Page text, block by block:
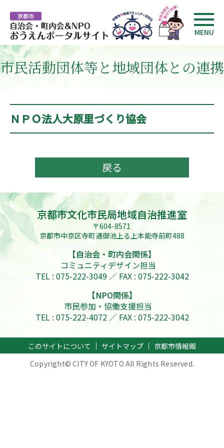
MENU
市民活動団体等と地域団体との連携
ＮＰＯ法人大原里づくり協会
戻る
京都市文化市民局地域自治推進室
〒604-8571
京都市中京区寺町通御池上る上本能寺前町488
【自治会・町内会関係】
コミュニティデザイン担当
TEL : 075-222-3049 ／ FAX : 075-222-3042
【NPO関係】
市民参加・協働支援担当
TEL : 075-222-4072 ／ FAX : 075-222-3042
このサイトについて サイトマップ
京都市情報館
Copyright© CITY OF KYOTO All Rights Reserved.